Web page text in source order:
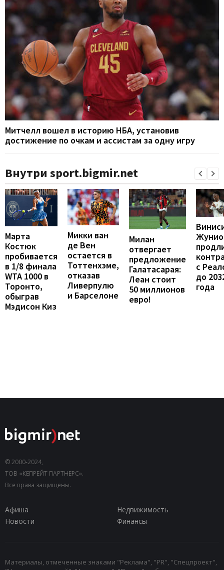
Митчелл вошел в историю НБА, установив
достижение по очкам и ассистам за одну игру
Внутри sport.bigmir.net
Марта
Костюк
пробивается
в 1/8 финала
WTA 1000 в
Торонто,
обыграв
Мэдисон Киз
Микки ван
де Вен
остается в
Тоттенхэме,
отказав
Ливерпулю
и Барселоне
Милан
отвергает
предложение
Галатасарая:
Леан стоит
50 миллионов
евро!
с
до
года
© 2000-2024,
ТОВ «КЕПРЕЙТ ПАРТНЕРС».
Все права защищены.
Афиша
Недвижимость
Новости
Финансы
Материалы, отмеченные знаками "Реклама", "PR", "Спецпроект",